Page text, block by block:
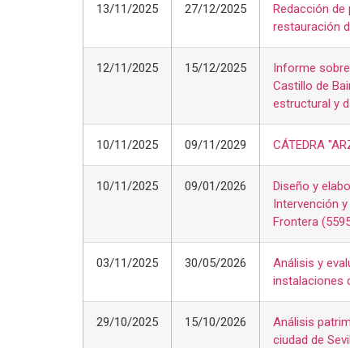
13/11/2025 27/12/2025
Redacción de
restauración
12/11/2025 15/12/2025
Informe
Castillo de
estructural y
10/11/2025 09/11/2029 CÁTEDRA
10/11/2025 09/01/2026
Diseño y
Intervención
Frontera
03/11/2025 30/05/2026
Análisis y
instalaciones
29/10/2025 15/10/2026
Análisis
ciudad de